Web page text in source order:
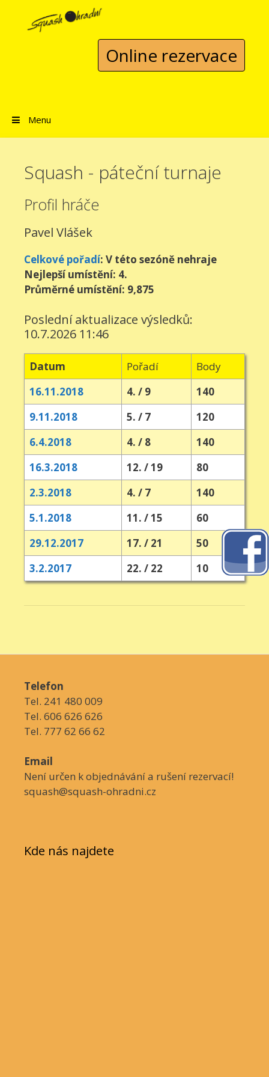
Přeskočit na obsah
Online rezervace
Menu
Squash - páteční turnaje
Profil hráče
Pavel Vlášek
Celkové pořadí: V této sezóně nehraje
Nejlepší umístění: 4.
Průměrné umístění: 9,875
Poslední aktualizace výsledků:
10.7.2026 11:46
Datum Pořadí
Body
16.11.2018
4. / 9
140
9.11.2018
5. / 7
120
6.4.2018
4. / 8
140
16.3.2018
12. / 19
80
2.3.2018
4. / 7
140
5.1.2018
11. / 15
60
29.12.2017
17. / 21
50
3.2.2017
22. / 22 10
Telefon
Tel. 241 480 009
Tel. 606 626 626
Tel. 777 62 66 62
Email
Není určen k objednávání a rušení rezervací!
squash@squash-ohradni.cz
Kde nás najdete